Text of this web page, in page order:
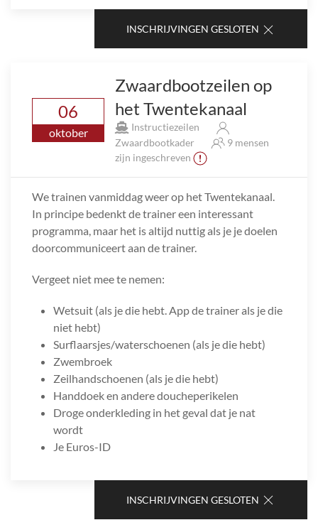
INSCHRIJVINGEN GESLOTEN
06
oktober
Zwaardbootzeilen op
het Twentekanaal
Instructiezeilen
Zwaardbootkader
9 mensen
zijn ingeschreven
We trainen vanmiddag weer op het Twentekanaal.
In principe bedenkt de trainer een interessant
programma, maar het is altijd nuttig als je je doelen
doorcommuniceert aan de trainer.
Vergeet niet mee te nemen:
Wetsuit (als je die hebt. App de trainer als je die
niet hebt)
Surflaarsjes/waterschoenen (als je die hebt)
Zwembroek
Zeilhandschoenen (als je die hebt)
Handdoek en andere doucheperikelen
Droge onderkleding in het geval dat je nat
wordt
Je Euros-ID
INSCHRIJVINGEN GESLOTEN